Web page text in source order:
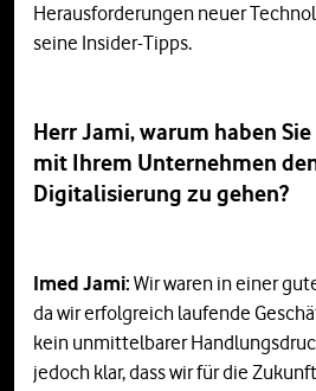
Herausforderungen neuer
seine Insider-Tipps.
Herr Jami, warum haben
mit Ihrem Unterneh­men
Digitalisierung zu gehen?
Imed Jami: Wir waren in einer
da wir erfolgreich laufende
kein unmittelbarer
jedoch klar, dass wir für die